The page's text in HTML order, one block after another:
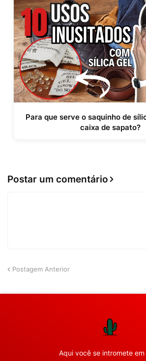
Para que serve o saquinho de
caixa de sapato?
Postar um comentário
Postagem Anterior
Aqui você se intromete